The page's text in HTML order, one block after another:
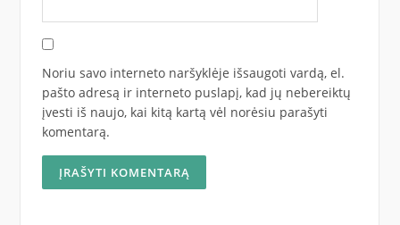
Noriu savo interneto naršyklėje išsaugoti vardą, el.
pašto adresą ir interneto puslapį, kad jų nebereiktų
įvesti iš naujo, kai kitą kartą vėl norėsiu parašyti
komentarą.